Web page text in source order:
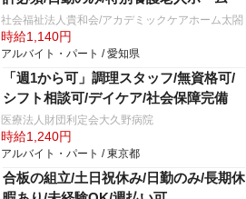
社会福祉法人貴和会/アカデミックケアホーム太閤
時給1,140円
アルバイト・パート / 愛知県
「週1から可」調理スタッフ/無資格可/
シフト相談可/デイケア/社会保障完備
医療法人財団利定会大久野病院
時給1,240円
アルバイト・パート / 東京都
合板の組立/土日祝休み/日勤のみ/長期休